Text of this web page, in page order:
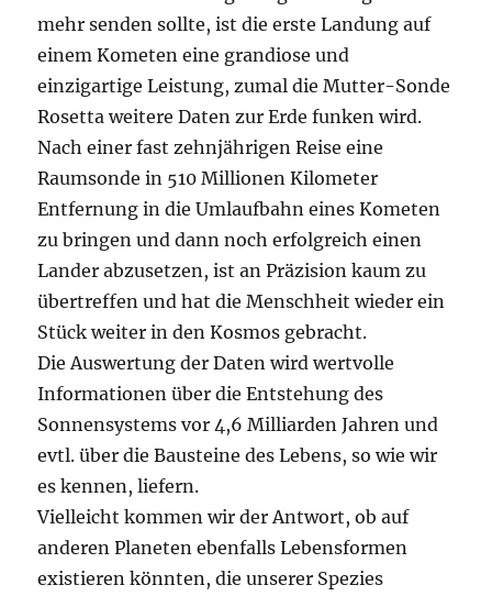
mehr senden sollte, ist die erste Landung auf
einem Kometen eine grandiose und
einzigartige Leistung, zumal die Mutter-Sonde
Rosetta weitere Daten zur Erde funken wird.
Nach einer fast zehnjährigen Reise eine
Raumsonde in 510 Millionen Kilometer
Entfernung in die Umlaufbahn eines Kometen
zu bringen und dann noch erfolgreich einen
Lander abzusetzen, ist an Präzision kaum zu
übertreffen und hat die Menschheit wieder ein
Stück weiter in den Kosmos gebracht.
Die Auswertung der Daten wird wertvolle
Informationen über die Entstehung des
Sonnensystems vor 4,6 Milliarden Jahren und
evtl. über die Bausteine des Lebens, so wie wir
es kennen, liefern.
Vielleicht kommen wir der Antwort, ob auf
anderen Planeten ebenfalls Lebensformen
existieren könnten, die unserer Spezies